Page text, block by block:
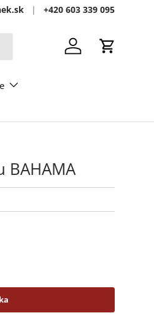
+420 603 339 095
Prihlásiť saKošík
BAHAMA